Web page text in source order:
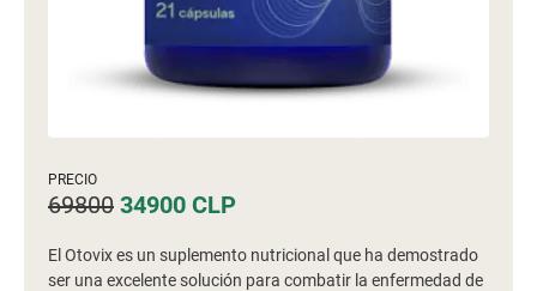
PRECIO
69800 34900 CLP
El Otovix es un suplemento nutricional que ha demostrado
ser una excelente solución para combatir la enfermedad de